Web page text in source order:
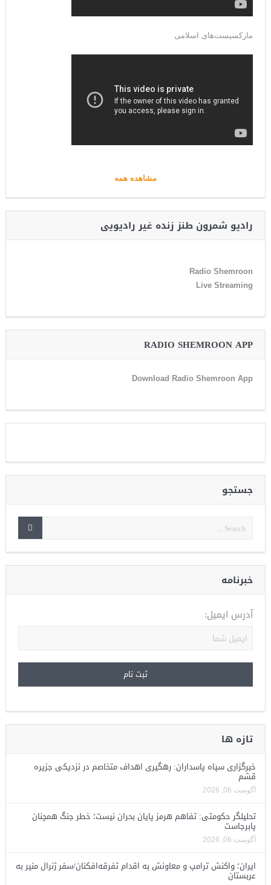
مارکسیست‌های اسلامی
مشاهده همه
رادیو شمرون طنز زنده غیر رادیویی
Radio Shemroon
Live Streaming
RADIO SHEMROON APP
Download Radio Shemroon App
جستجو
خبرنامه
آدرس ایمیل:
تازه ها
خبرگزاری سپاه پاسداران: رهگیری اهداف متخاصم در نزدیکی جزیره
قشم
آگوست 06, 2026
تحلیلگر حکومتی: تفاهم هرمز پایان بحران نیست؛ خطر جنگ همچنان
پابرجاست
آگوست 06, 2026
ایران؛ واکنش ترامپ و معاونش به اقدام تفرقه‌افکنان/سفر ژنرال منیر به
عربستان